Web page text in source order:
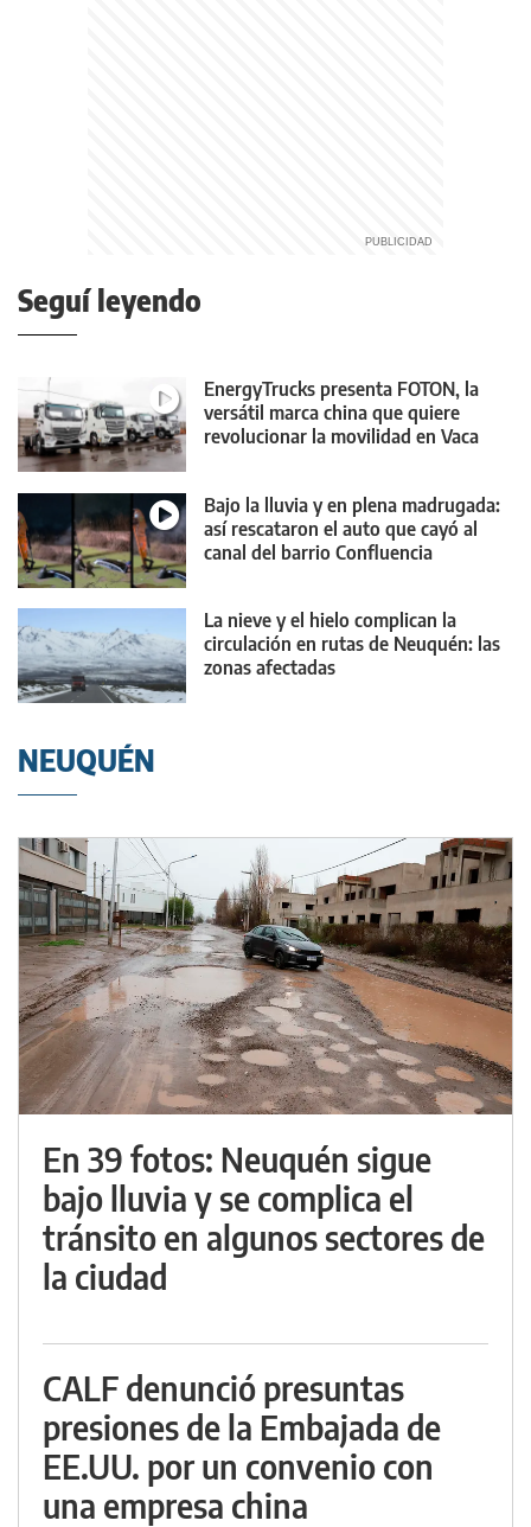
Seguí leyendo
EnergyTrucks presenta FOTON, la
versátil marca china que quiere
revolucionar la movilidad en Vaca
Bajo la lluvia y en plena madrugada:
así rescataron el auto que cayó al
canal del barrio Confluencia
La nieve y el hielo complican la
circulación en rutas de Neuquén: las
zonas afectadas
NEUQUÉN
En 39 fotos: Neuquén sigue
bajo lluvia y se complica el
tránsito en algunos sectores de
la ciudad
CALF denunció presuntas
presiones de la Embajada de
EE.UU. por un convenio con
una empresa china